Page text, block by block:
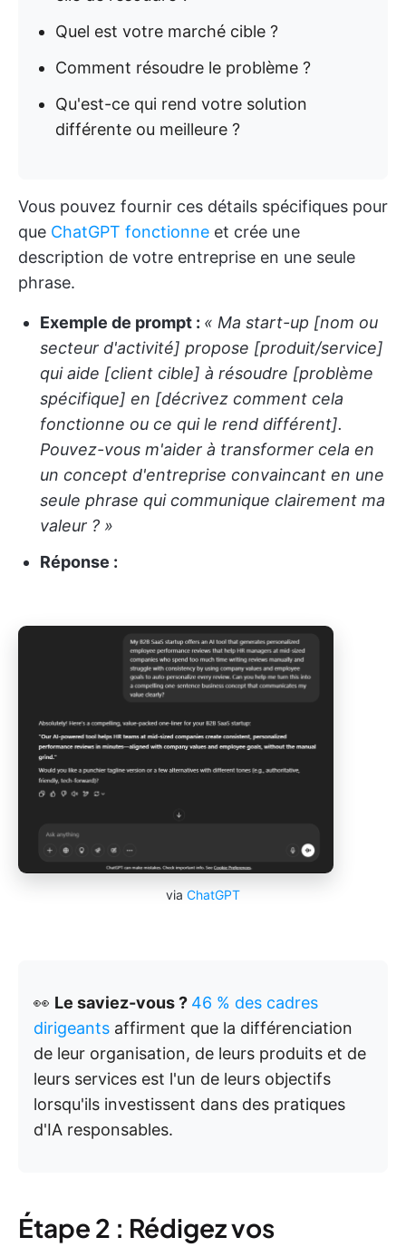
Quel est votre marché cible ?
Comment résoudre le problème ?
Qu'est-ce qui rend votre solution
différente ou meilleure ?
Vous pouvez fournir ces détails spécifiques pour
que ChatGPT fonctionne et crée une
description de votre entreprise en une seule
phrase.
Exemple de prompt : « Ma start-up [nom ou
secteur d'activité] propose [produit/service]
qui aide [client cible] à résoudre [problème
spécifique] en [décrivez comment cela
fonctionne ou ce qui le rend différent].
Pouvez-vous m'aider à transformer cela en
un concept d'entreprise convaincant en une
seule phrase qui communique clairement ma
valeur ? »
Réponse :
via ChatGPT
👀 Le saviez-vous ? 46 % des cadres
dirigeants affirment que la différenciation
de leur organisation, de leurs produits et de
leurs services est l'un de leurs objectifs
lorsqu'ils investissent dans des pratiques
d'IA responsables.
Étape 2 : Rédigez vos